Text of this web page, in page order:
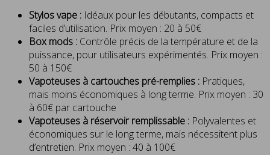
Stylos vape : Idéaux pour les débutants, compacts et
faciles d’utilisation. Prix moyen : 20 à 50€
Box mods : Contrôle précis de la température et de la
puissance, pour utilisateurs expérimentés. Prix moyen :
50 à 150€
Vapoteuses à cartouches pré-remplies : Pratiques,
mais moins économiques à long terme. Prix moyen : 30
à 60€ par cartouche
Vapoteuses à réservoir remplissable : Polyvalentes et
économiques sur le long terme, mais nécessitent plus
d’entretien. Prix moyen : 40 à 100€